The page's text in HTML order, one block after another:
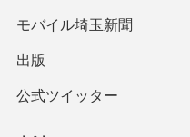
モバイル埼玉新聞
出版
公式ツイッター